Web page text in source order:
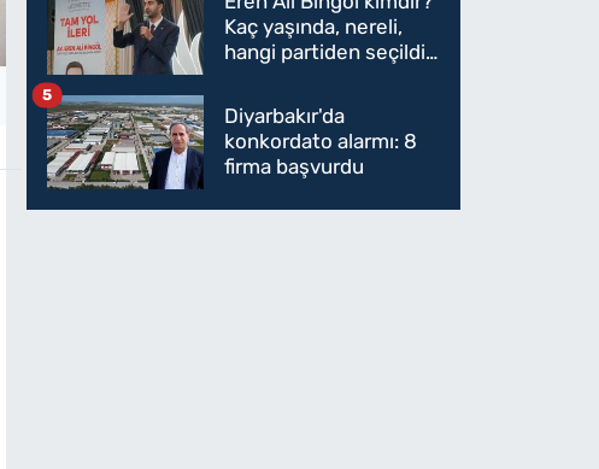
Kaç yaşında, nereli,
hangi partiden seçildi?
Parti'ye mi geçecek?
Diyarbakır'da
konkordato alarmı: 8
firma başvurdu
5